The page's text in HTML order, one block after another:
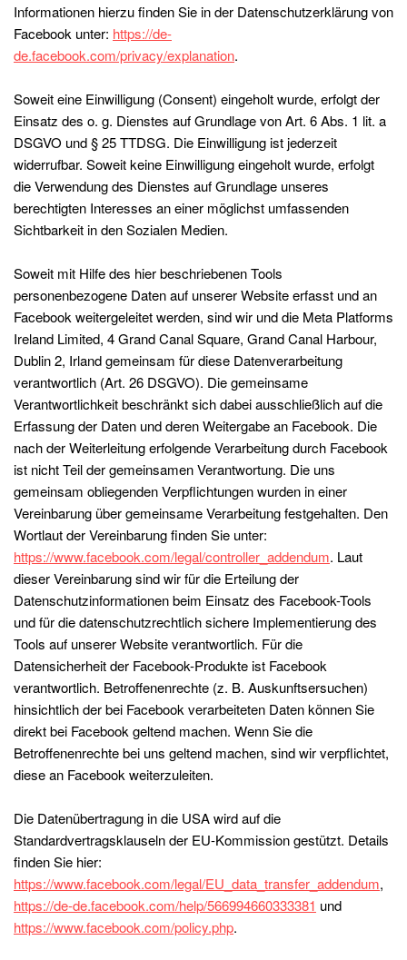
Informationen hierzu finden Sie in der Datenschutzerklärung von
Facebook unter: https://de-
de.facebook.com/privacy/explanation.
Soweit eine Einwilligung (Consent) eingeholt wurde, erfolgt der
Einsatz des o. g. Dienstes auf Grundlage von Art. 6 Abs. 1 lit. a
DSGVO und § 25 TTDSG. Die Einwilligung ist jederzeit
widerrufbar. Soweit keine Einwilligung eingeholt wurde, erfolgt
die Verwendung des Dienstes auf Grundlage unseres
berechtigten Interesses an einer möglichst umfassenden
Sichtbarkeit in den Sozialen Medien.
Soweit mit Hilfe des hier beschriebenen Tools
personenbezogene Daten auf unserer Website erfasst und an
Facebook weitergeleitet werden, sind wir und die Meta Platforms
Ireland Limited, 4 Grand Canal Square, Grand Canal Harbour,
Dublin 2, Irland gemeinsam für diese Datenverarbeitung
verantwortlich (Art. 26 DSGVO). Die gemeinsame
Verantwortlichkeit beschränkt sich dabei ausschließlich auf die
Erfassung der Daten und deren Weitergabe an Facebook. Die
nach der Weiterleitung erfolgende Verarbeitung durch Facebook
ist nicht Teil der gemeinsamen Verantwortung. Die uns
gemeinsam obliegenden Verpflichtungen wurden in einer
Vereinbarung über gemeinsame Verarbeitung festgehalten. Den
Wortlaut der Vereinbarung finden Sie unter:
https://www.facebook.com/legal/controller_addendum. Laut
dieser Vereinbarung sind wir für die Erteilung der
Datenschutzinformationen beim Einsatz des Facebook-Tools
und für die datenschutzrechtlich sichere Implementierung des
Tools auf unserer Website verantwortlich. Für die
Datensicherheit der Facebook-Produkte ist Facebook
verantwortlich. Betroffenenrechte (z. B. Auskunftsersuchen)
hinsichtlich der bei Facebook verarbeiteten Daten können Sie
direkt bei Facebook geltend machen. Wenn Sie die
Betroffenenrechte bei uns geltend machen, sind wir verpflichtet,
diese an Facebook weiterzuleiten.
Die Datenübertragung in die USA wird auf die
Standardvertragsklauseln der EU-Kommission gestützt. Details
finden Sie hier:
https://www.facebook.com/legal/EU_data_transfer_addendum,
https://de-de.facebook.com/help/566994660333381 und
https://www.facebook.com/policy.php.